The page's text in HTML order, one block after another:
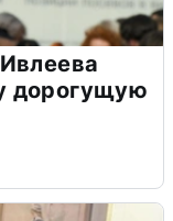
дорогущую